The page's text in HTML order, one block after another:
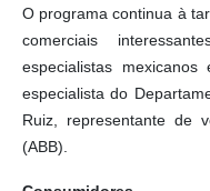
O programa continua à
comerciais
especialistas mexicanos
especialista do
Ruiz, representante de
(ABB).